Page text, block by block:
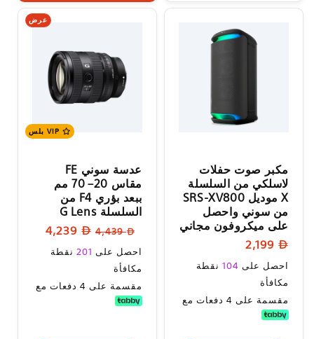
مكبر صوت حفلات
لاسلكي من السلسلة
X موديل SRS-XV800
من سوني واحصل
على ميكروفون مجاني
السعر
العادي
السعر
العادي
احصل على 104 نقطة
مكافأة
مقسمة على 4 دفعات مع
عرض
عدسة سوني FE
مقاس 20– 70 مم
ببعد بؤري F4 من
السلسلة G Lens
السعر
العادي
4,439
سعر
البيع
سعر
البيع
احصل على 201 نقطة
مكافأة
مقسمة على 4 دفعات مع